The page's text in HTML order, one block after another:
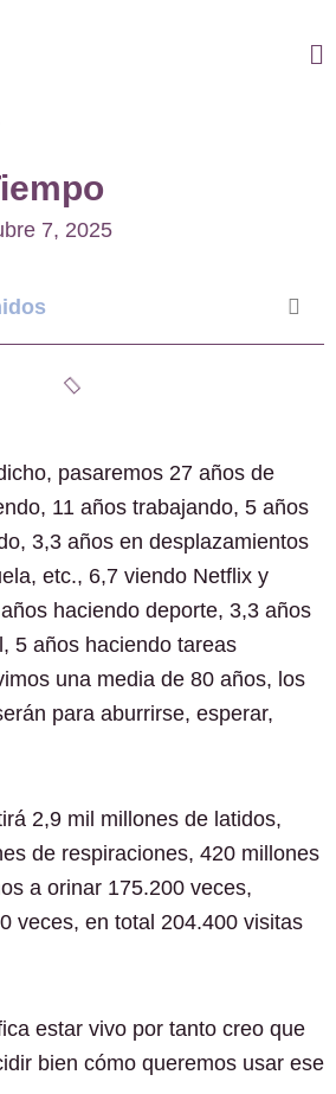
7, 2025
pasaremos 27 años de
11 años trabajando, 5 años
3,3 años en desplazamientos
etc., 6,7 viendo Netflix y
haciendo deporte, 3,3 años
5 años haciendo tareas
una media de 80 años, los
para aburrirse, esperar,
2,9 mil millones de latidos,
de respiraciones, 420 millones
a orinar 175.200 veces,
veces, en total 204.400 visitas
estar vivo por tanto creo que
bien cómo queremos usar ese